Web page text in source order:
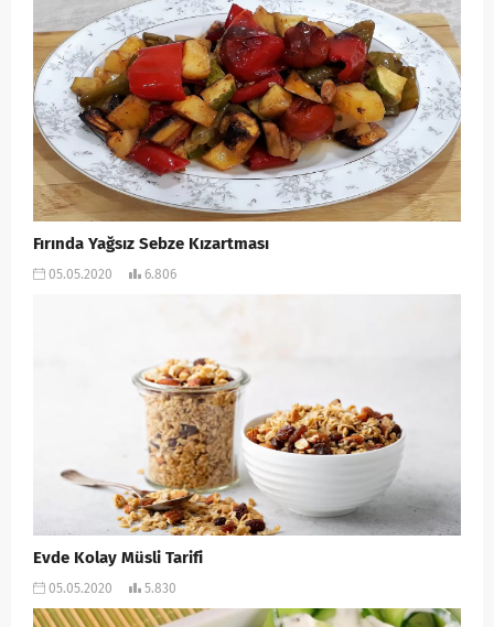
Fırında Yağsız Sebze Kızartması
05.05.2020 6.806
Evde Kolay Müsli Tarifi
05.05.2020 5.830